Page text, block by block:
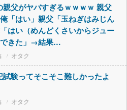
親父がヤバすぎるｗｗｗｗ 親父
「はい」親父「玉ねぎはみじん
はい（めんどくさいからジュー
できた」→結果…
オタク
験ってそこそこ難しかったよ
オタク